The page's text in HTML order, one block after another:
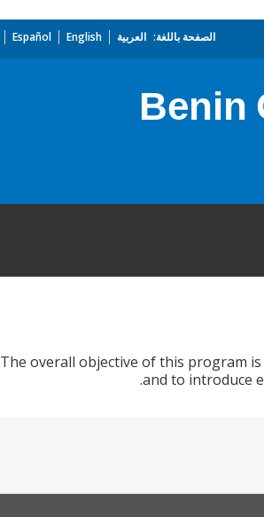
الصفحة باللغة: العربية English
Español
Benin
The overall objective of this program
and to introduce